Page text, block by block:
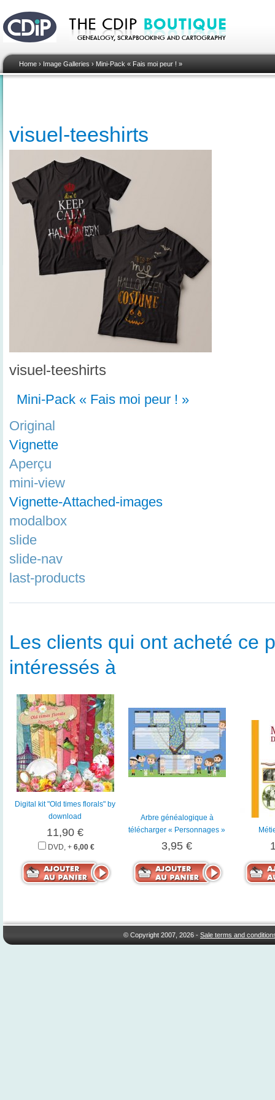
Home › Image Galleries › Mini-Pack « Fais moi peur ! »
visuel-teeshirts
visuel-teeshirts
Mini-Pack « Fais moi peur ! »
Original
Vignette
Aperçu
mini-view
Vignette-Attached-images
modalbox
slide
slide-nav
last-products
Les clients qui ont acheté ce
intéressés à
Digital kit "Old times florals" by
download
11,90 €
DVD, + 6,00 €
Arbre généalogique à
télécharger « Personnages »
3,95 €
© Copyright 2007, 2026 -Sale terms and